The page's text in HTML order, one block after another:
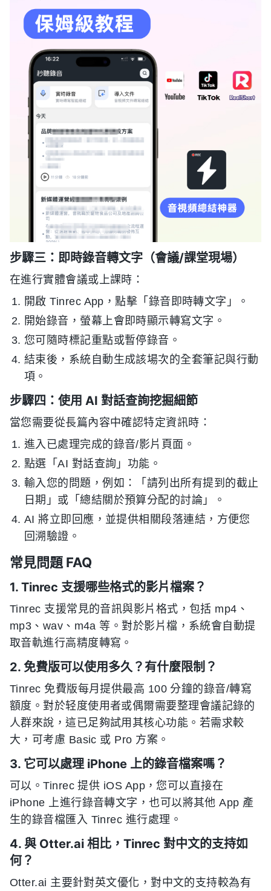
步驟三：即時錄音轉文字（會議/課堂現場）
在進行實體會議或上課時：
開啟 Tinrec App，點擊「錄音即時轉文字」。
開始錄音，螢幕上會即時顯示轉寫文字。
您可隨時標記重點或暫停錄音。
結束後，系統自動生成該場次的全套筆記與行動
項。
步驟四：使用 AI 對話查詢挖掘細節
當您需要從長篇內容中確認特定資訊時：
進入已處理完成的錄音/影片頁面。
點選「AI 對話查詢」功能。
輸入您的問題，例如：「請列出所有提到的截止
日期」或「總結關於預算分配的討論」。
AI 將立即回應，並提供相關段落連結，方便您
回溯驗證。
常見問題 FAQ
1. Tinrec 支援哪些格式的影片檔案？
Tinrec 支援常見的音訊與影片格式，包括 mp4、
mp3、wav、m4a 等。對於影片檔，系統會自動提
取音軌進行高精度轉寫。
2. 免費版可以使用多久？有什麼限制？
Tinrec 免費版每月提供最高 100 分鐘的錄音/轉寫
額度。對於轻度使用者或偶爾需要整理會議記錄的
人群來說，這已足夠試用其核心功能。若需求較
大，可考慮 Basic 或 Pro 方案。
3. 它可以處理 iPhone 上的錄音檔案嗎？
可以。Tinrec 提供 iOS App，您可以直接在
iPhone 上進行錄音轉文字，也可以將其他 App 產
生的錄音檔匯入 Tinrec 進行處理。
4. 與 Otter.ai 相比，Tinrec 對中文的支持如
何？
Otter.ai 主要針對英文優化，對中文的支持較為有